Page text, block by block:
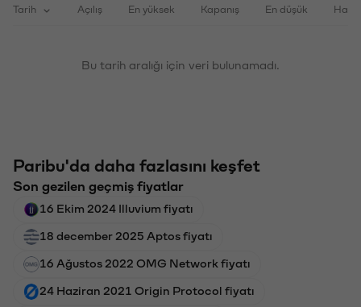
Tarih Açılış En yüksek Kapanış En düşük
Bu tarih aralığı için veri bulunamadı.
Paribu'da daha fazlasını keşfet
Son gezilen geçmiş fiyatlar
16 Ekim 2024 Illuvium fiyatı
18 december 2025 Aptos fiyatı
16 Ağustos 2022 OMG Network fiyatı
24 Haziran 2021 Origin Protocol fiyatı